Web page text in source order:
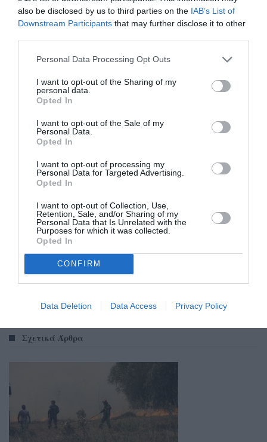
also be disclosed by us to third parties on the IAB’s List of
Downstream Participants that may further disclose it to other
Personal Data Processing Opt Outs
I want to opt-out of the Sharing of my
personal data.
Opted In
I want to opt-out of the Sale of my
Personal Data.
Opted In
I want to opt-out of processing my
Personal Data for Targeted Advertising.
Opted In
I want to opt-out of Collection, Use,
Retention, Sale, and/or Sharing of my
Personal Data that Is Unrelated with the
Purposes for which it was collected.
Opted In
CONFIRM
Data Deletion Data Access Privacy Policy
Σχετικά Άρθρα